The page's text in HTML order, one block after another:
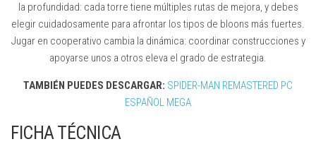
la profundidad: cada torre tiene múltiples rutas de mejora, y debes
elegir cuidadosamente para afrontar los tipos de bloons más fuertes.
Jugar en cooperativo cambia la dinámica: coordinar construcciones y
apoyarse unos a otros eleva el grado de estrategia.
TAMBIÉN PUEDES DESCARGAR: SPIDER-MAN REMASTERED PC
ESPAÑOL MEGA
FICHA TÉCNICA